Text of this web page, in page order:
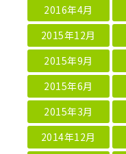
2016年4月
2015年12月
2015年9月
2015年6月
2015年3月
2014年12月